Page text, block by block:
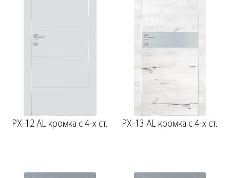
PX-12 AL кромка с 4-х ст. PX-13 AL кромка с 4-х ст.